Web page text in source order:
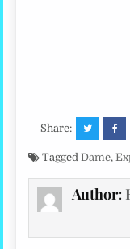
Share:
TaggedDame,
Author: